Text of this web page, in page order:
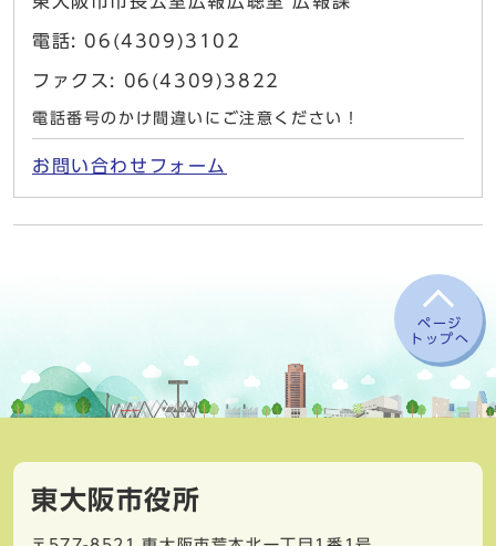
電話: 06(4309)3102
ファクス: 06(4309)3822
電話番号のかけ間違いにご注意ください！
お問い合わせフォーム
ページ
トップへ
東大阪市役所